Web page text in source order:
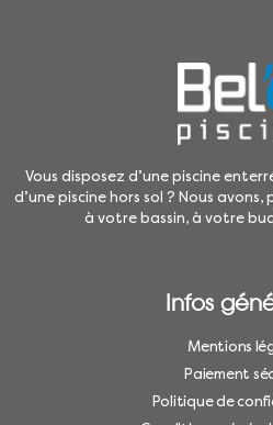
Vous disposez d’une piscine
d’une piscine hors sol ? Nous
à votre bassin, à votre
Infos
Mentions
Paiement
Politique de